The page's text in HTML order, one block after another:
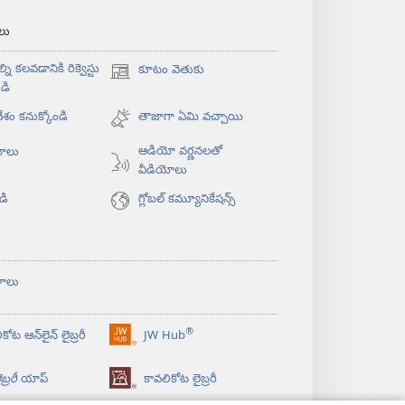
కలవడానికి రిక్వెస్టు
కూటం వెతుకు
(కొత్త
ఓపెన్‌
కనుక్కోండి తాజాగా ఏమి వచ్చాయి
ఆడియో వర్ణనలతో
వీడియోలు
గ్లోబల్‌ కమ్యూనికేషన్స్‌
ఆన్‌లైన్‌ లైబ్రరీ JW Hub®
(కొత్త
విండో
ఓపెన్‌
యాప్‌ కావలికోట లైబ్రరీ